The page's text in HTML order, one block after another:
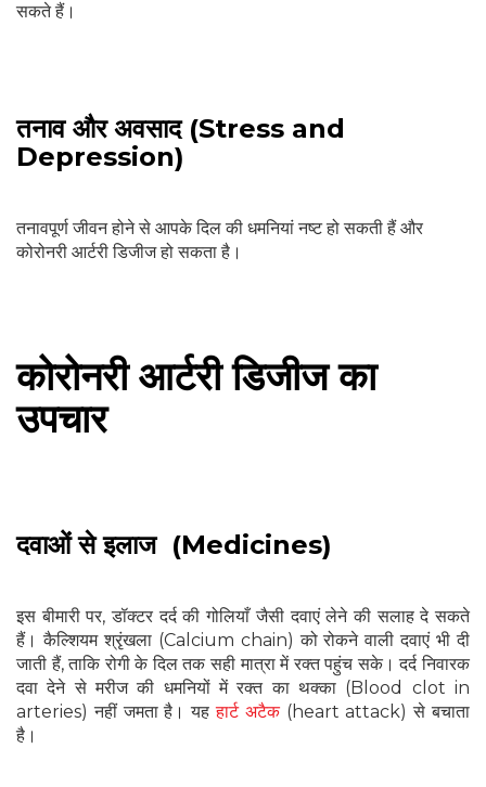
सकते हैं।
तनाव और अवसाद (Stress and
Depression)
तनावपूर्ण जीवन होने से आपके दिल की धमनियां नष्ट हो सकती हैं और
कोरोनरी आर्टरी डिजीज हो सकता है।
कोरोनरी आर्टरी डिजीज का
उपचार
दवाओं से इलाज (Medicines)
इस बीमारी पर, डॉक्टर दर्द की गोलियाँ जैसी दवाएं लेने की सलाह दे सकते
हैं। कैल्शियम श्रृंखला (Calcium chain) को रोकने वाली दवाएं भी दी
जाती हैं, ताकि रोगी के दिल तक सही मात्रा में रक्त पहुंच सके। दर्द निवारक
दवा देने से मरीज की धमनियों में रक्त का थक्का (Blood clot in
arteries) नहीं जमता है। यहहार्ट अटैक(heart attack) से बचाता
है।